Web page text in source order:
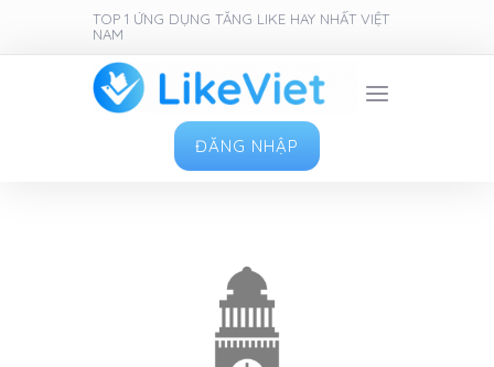
TOP 1 ỨNG DỤNG TĂNG LIKE HAY NHẤT VIỆT
NAM
ĐĂNG NHẬP